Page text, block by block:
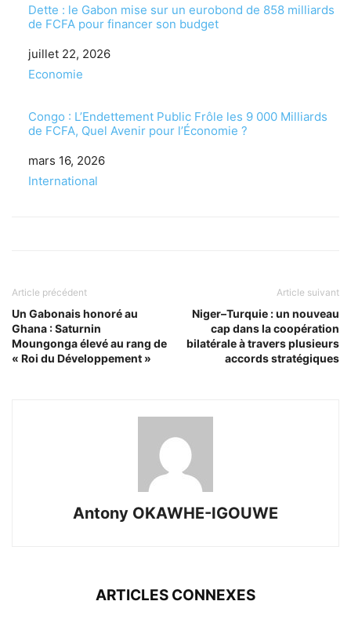
Dette : le Gabon mise sur un eurobond de 858 milliards
de FCFA pour financer son budget
Date
juillet 22, 2026
Par rapport à
Economie
Congo : L’Endettement Public Frôle les 9 000 Milliards
de FCFA, Quel Avenir pour l’Économie ?
Date
mars 16, 2026
Par rapport à
International
Article précédent
Un Gabonais honoré au
Ghana : Saturnin
Moungonga élevé au rang de
« Roi du Développement »
Article suivant
Niger–Turquie : un nouveau
cap dans la coopération
bilatérale à travers plusieurs
accords stratégiques
Antony OKAWHE-IGOUWE
ARTICLES CONNEXES